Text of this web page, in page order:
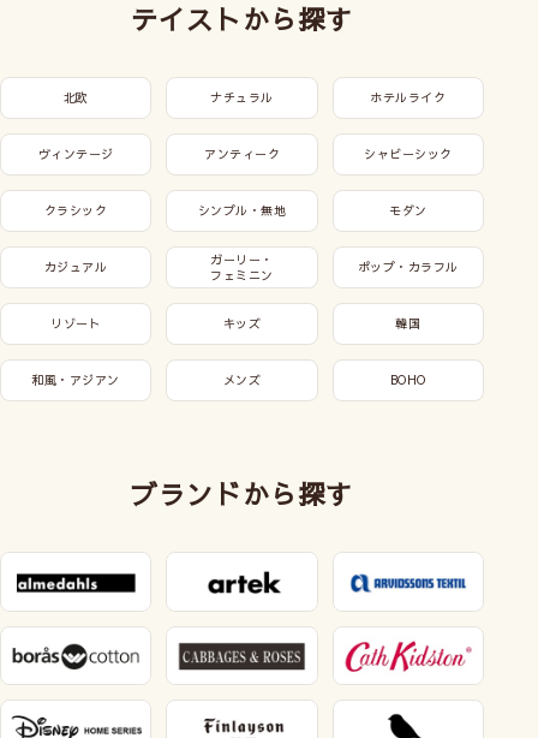
テイストから探す
北欧 ナチュラル ホテルライク
ヴィンテージ アンティーク シャビーシック
クラシック シンプル・無地 モダン
カジュアル
ガーリー・
フェミニン
ポップ・カラフル
リゾート キッズ 韓国
和風・アジアン メンズ BOHO
ブランドから探す